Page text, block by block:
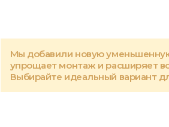
Мы добавили новую
упрощает монтаж и расширяет
Выбирайте идеальный вариант